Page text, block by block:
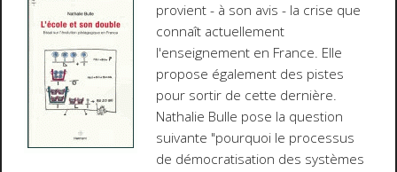
provient - à son avis - la crise que
connaît actuellement
l'enseignement en France. Elle
propose également des pistes
pour sortir de cette dernière.
Nathalie Bulle pose la question
suivante "pourquoi le processus
de démocratisation des systèmes